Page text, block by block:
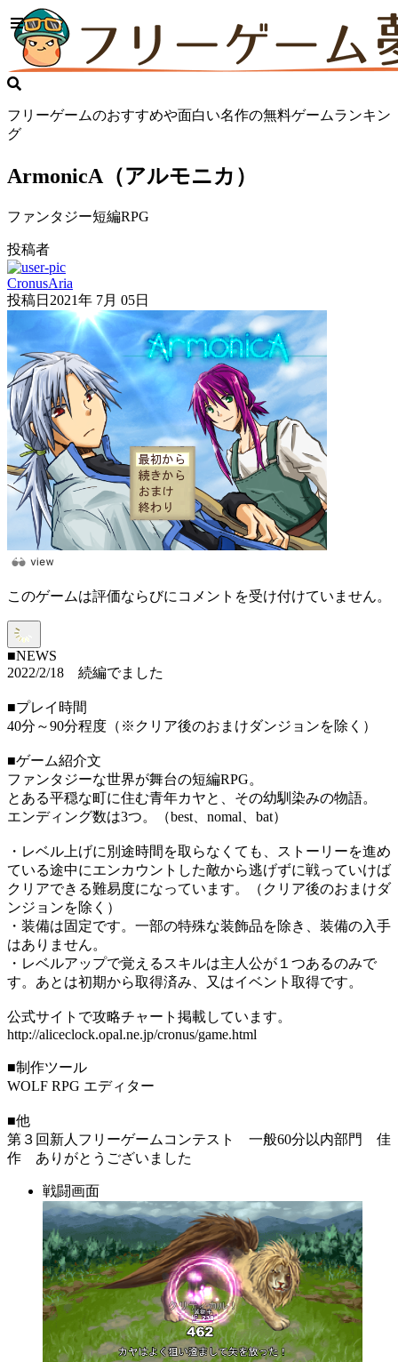
フリーゲームのおすすめや面白い名作の無料ゲームランキン
グ
ArmonicA（アルモニカ）
ファンタジー短編RPG
投稿者
CronusAria
投稿日 2021年 7月 05日
このゲームは評価ならびにコメントを受け付けていません。
■NEWS
2022/2/18 続編でました
■プレイ時間
40分～90分程度（※クリア後のおまけダンジョンを除く）
■ゲーム紹介文
ファンタジーな世界が舞台の短編RPG。
とある平穏な町に住む青年カヤと、その幼馴染みの物語。
エンディング数は3つ。（best、nomal、bat）
・レベル上げに別途時間を取らなくても、ストーリーを進め
ている途中にエンカウントした敵から逃げずに戦っていけば
クリアできる難易度になっています。（クリア後のおまけダ
ンジョンを除く）
・装備は固定です。一部の特殊な装飾品を除き、装備の入手
はありません。
・レベルアップで覚えるスキルは主人公が１つあるのみで
す。あとは初期から取得済み、又はイベント取得です。
公式サイトで攻略チャート掲載しています。
http://aliceclock.opal.ne.jp/cronus/game.html
■制作ツール
WOLF RPG エディター
■他
第３回新人フリーゲームコンテスト 一般60分以内部門 佳
作 ありがとうございました
戦闘画面